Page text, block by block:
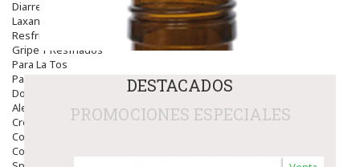
Diarrea / Estreñimiento / Vómitos
Laxantes
Resfriados
Gripe Y Resfriados
Para La Tos
Para Descongestionar La Nariz
Dolor De Garganta
Alergias Y Picaduras
Cremas
Comprimidos
Colirios
DESTACADOS
PROMOCIONES ESPECIALES